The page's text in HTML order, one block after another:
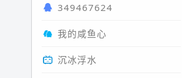
349467624
我的咸鱼心
沉冰浮水